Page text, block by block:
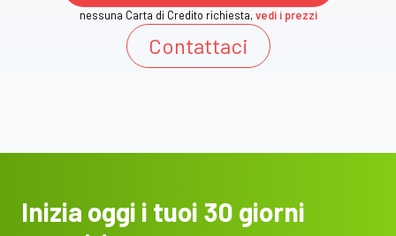
nessuna Carta di Credito richiesta,vedi i prezzi
Contattaci
Inizia oggi i tuoi 30 giorni